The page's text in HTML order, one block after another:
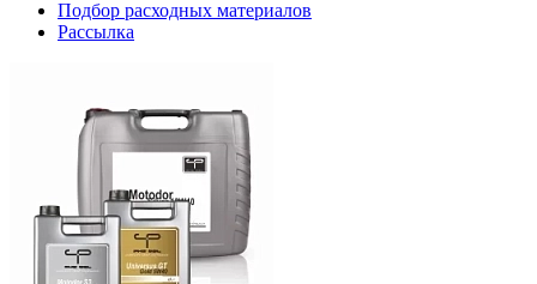
Подбор расходных материалов
Рассылка